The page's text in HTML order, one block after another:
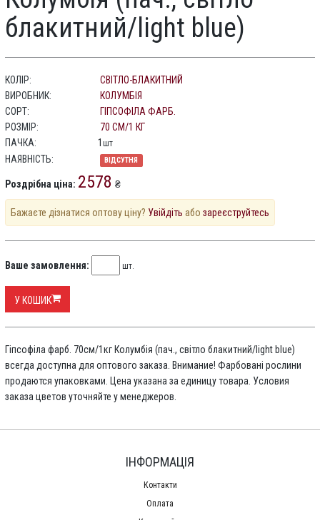
блакитний/light blue)
КОЛІР:
СВІТЛО-БЛАКИТНИЙ
ВИРОБНИК:
КОЛУМБІЯ
СОРТ:
ГІПСОФІЛА ФАРБ.
РОЗМІР:
70 СМ/1 КГ
ПАЧКА:
1 шт
НАЯВНІСТЬ: ВІДСУТНЯ
Роздрібна ціна: 2578 ₴
Бажаєте дізнатися оптову ціну? Увійдіть або зареєструйтесь
Ваше замовлення: шт.
У КОШИК
Гіпсофіла фарб. 70см/1кг Колумбія (пач., світло блакитний/light blue)
всегда доступна для оптового заказа. Внимание! Фарбовані рослини
продаются упаковками. Цена указана за единицу товара. Условия
заказа цветов уточняйте у менеджеров.
ІНФОРМАЦІЯ
Контакти
Оплата